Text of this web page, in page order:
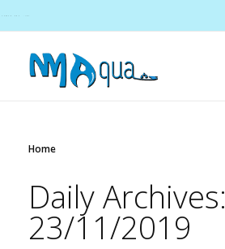
NMAqua
konsalting i ekspertiza gubitaka vodovodnih sistema
Home
Daily Archives:
23/11/2019